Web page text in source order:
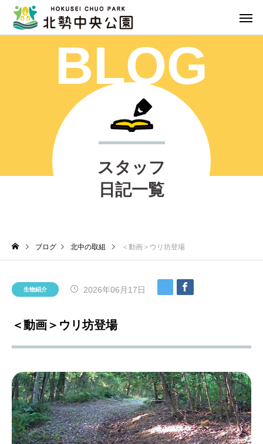
BLOG
スタッフ
日記一覧
ブログ 北中の取組 ＜動画＞ウリ坊登場
生物紹介 2026年06月17日
＜動画＞ウリ坊登場